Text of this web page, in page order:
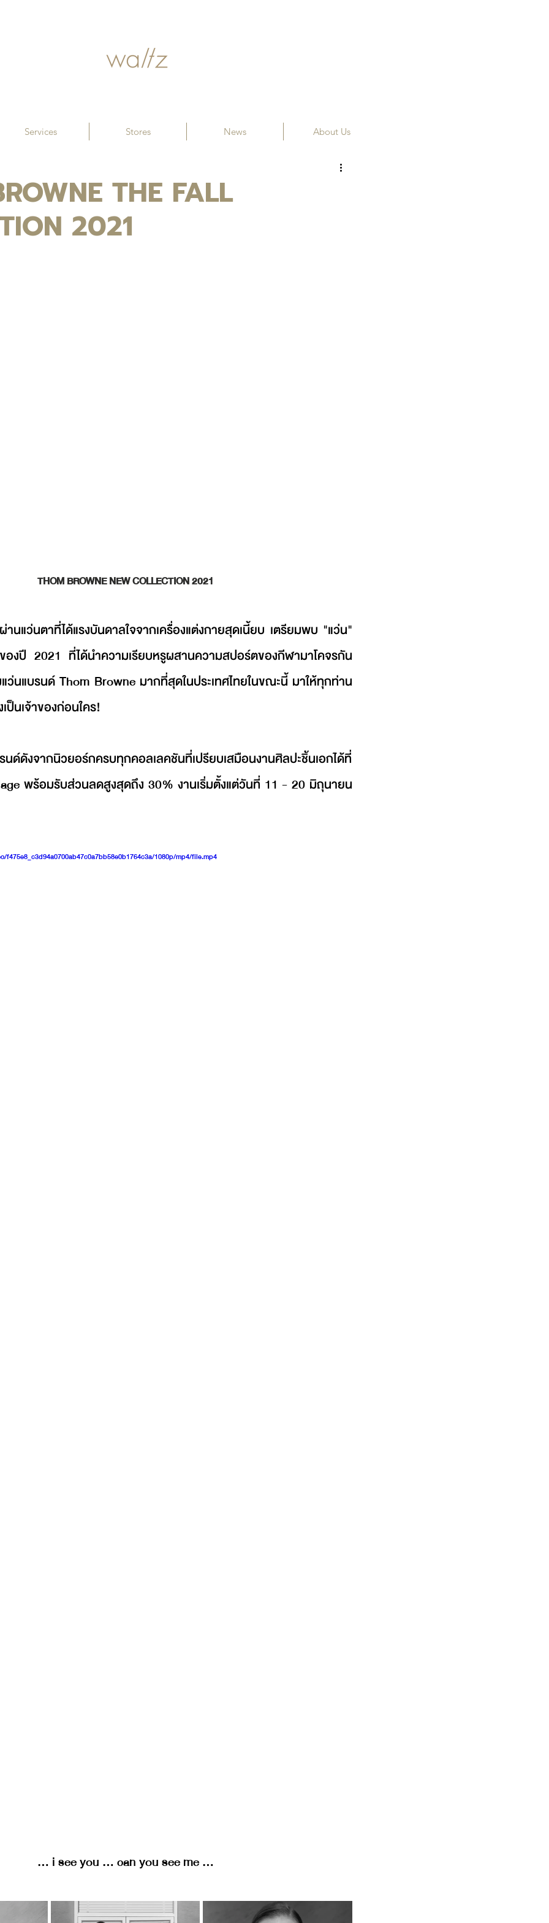
THE FALL
2021
THOM BROWNE NEW COLLECTION 2021
านแว่นตาที่ได้แรงบันดาลใจจากเครื่องแต่งกายสุดเนี้ยบ เตรียมพบ "แว่น"
องปี 2021 ที่ได้นำความเรียบหรูผสานความสปอร์ตของกีฬามาโคจรกัน
ว่นแบรนด์ Thom Browne มากที่สุดในประเทศไทยในขณะนี้ มาให้ทุกท่าน
นเจ้าของก่อนใคร!
ด์ดังจากนิวยอร์กครบทุกคอลเลคชันที่เปรียบเสมือนงานศิลปะชิ้นเอกได้ที่
พร้อมรับส่วนลดสูงสุดถึง 30% งานเริ่มตั้งแต่วันที่ 11 - 20 มิถุนายน
1080p/mp4/file.mp4
… i see you … can you see me ...
Services Stores News About Us